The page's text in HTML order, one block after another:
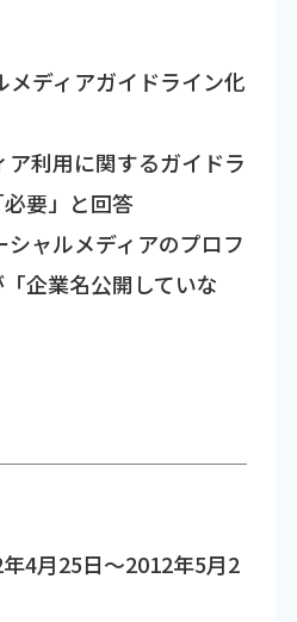
ディアガイドライン化
ア利用に関するガイドラ
要」と回答
シャルメディアのプロフ
企業名公開していな
4月25日～2012年5月2